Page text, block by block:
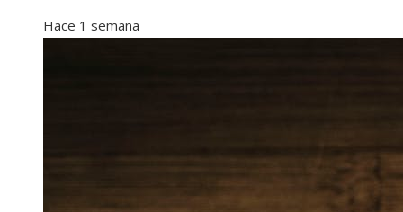
Hace 1 semana